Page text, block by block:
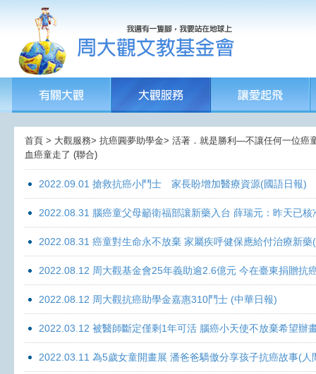
首頁 > 大觀服務> 抗癌圓夢助學金> 活著．就是勝利—不讓任何一位癌
血癌童走了 (聯合)
2022.09.01 搶救抗癌小鬥士 家長盼增加醫療資源(國語日報)
2022.08.31 腦癌童父母籲衛福部讓新藥入台 薛瑞元：昨天已
2022.08.31 癌童對生命永不放棄 家屬疾呼健保應給付治療新藥
2022.08.12 周大觀基金會25年義助逾2.6億元 今在臺東捐贈抗
2022.08.12 周大觀抗癌助學金嘉惠310鬥士 (中華日報)
2022.03.12 被醫師斷定僅剩1年可活 腦癌小天使不放棄希望辦
2022.03.11 為5歲女童開畫展 潘爸爸驕傲分享孩子抗癌故事(人